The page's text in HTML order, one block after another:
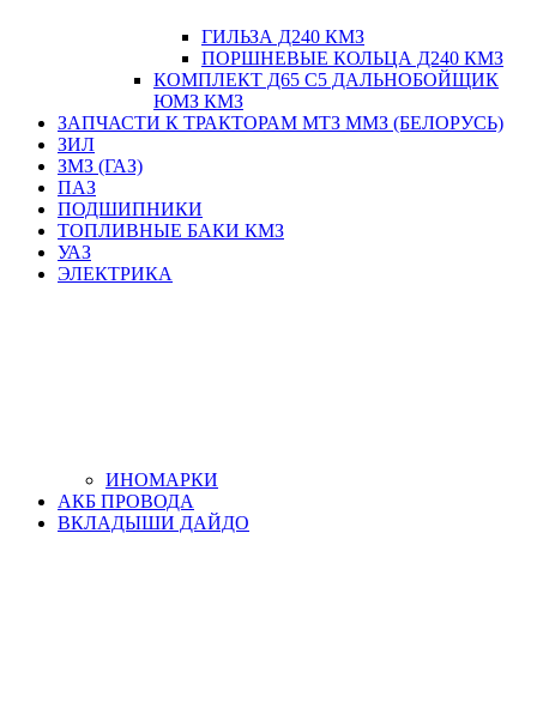
ГИЛЬЗА Д240 КМЗ
ПОРШНЕВЫЕ КОЛЬЦА Д240 КМЗ
КОМПЛЕКТ Д65 С5 ДАЛЬНОБОЙЩИК
ЮМЗ КМЗ
ЗАПЧАСТИ К ТРАКТОРАМ МТЗ ММЗ (БЕЛОРУСЬ)
ЗИЛ
ЗМЗ (ГАЗ)
ПАЗ
ПОДШИПНИКИ
ТОПЛИВНЫЕ БАКИ КМЗ
УАЗ
ЭЛЕКТРИКА
ИНОМАРКИ
АКБ ПРОВОДА
ВКЛАДЫШИ ДАЙДО